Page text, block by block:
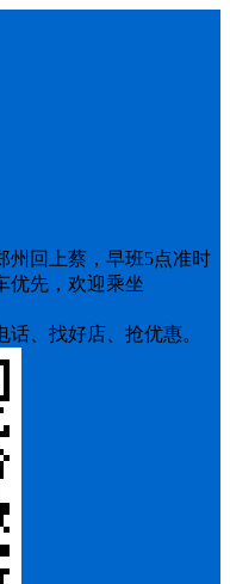
州回上蔡，早班5点准时
优先，欢迎乘坐
、找好店、抢优惠。